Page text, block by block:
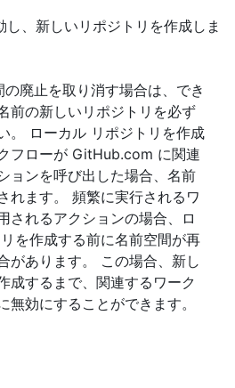
、新しいリポジトリを作成しま
の廃止を取り消す場合は、でき
前の新しいリポジトリを必ず
。 ローカル リポジトリを作成
フローが GitHub.com に関連
ョンを呼び出した場合、名前
れます。 頻繁に実行されるワ
されるアクションの場合、ロ
を作成する前に名前空間が再
があります。 この場合、新し
成するまで、関連するワーク
無効にすることができます。